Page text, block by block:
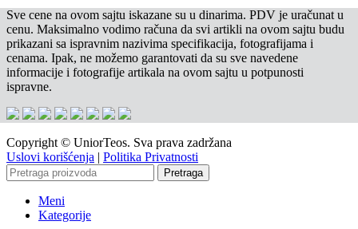
Sve cene na ovom sajtu iskazane su u dinarima. PDV je uračunat u
cenu. Maksimalno vodimo računa da svi artikli na ovom sajtu budu
prikazani sa ispravnim nazivima specifikacija, fotografijama i
cenama. Ipak, ne možemo garantovati da su sve navedene
informacije i fotografije artikala na ovom sajtu u potpunosti
ispravne.
Copyright © UniorTeos. Sva prava zadržana
Uslovi korišćenja | Politika Privatnosti
Pretraga
Meni
Kategorije